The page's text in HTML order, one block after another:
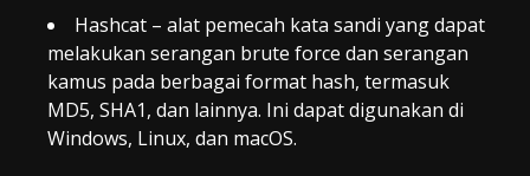
Hashcat – alat pemecah kata sandi yang dapat
melakukan serangan brute force dan serangan
kamus pada berbagai format hash, termasuk
MD5, SHA1, dan lainnya. Ini dapat digunakan di
Windows, Linux, dan macOS.